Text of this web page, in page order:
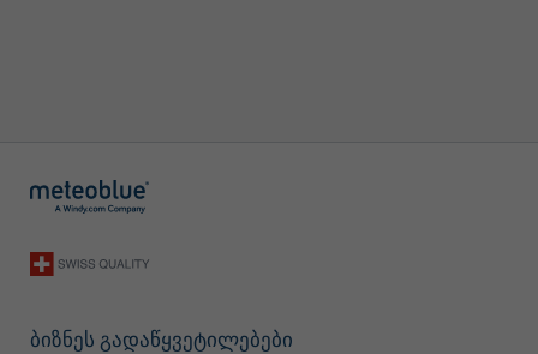
ბიზნეს გადაწყვეტილებები